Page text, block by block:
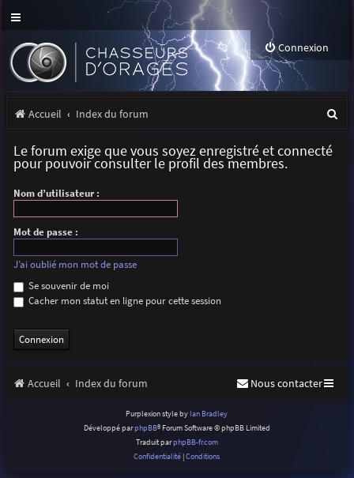
Connexion
Accueil Index du forum
Le forum exige que vous soyez enregistré et connecté
pour pouvoir consulter le profil des membres.
Nom d’utilisateur :
Mot de passe :
J’ai oublié mon mot de passe
Se souvenir de moi
Cacher mon statut en ligne pour cette session
Accueil Index du forum Nous contacter
Purplexion style by Ian Bradley
Développé parphpBB® Forum Software © phpBB Limited
Traduit parphpBB-fr.com
Confidentialité |Conditions